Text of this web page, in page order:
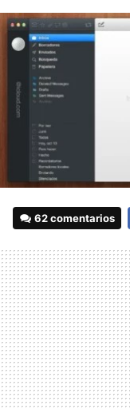
62 comentarios